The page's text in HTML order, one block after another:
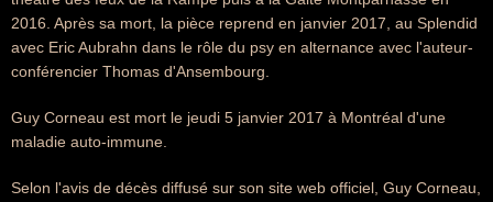
2016. Après sa mort, la pièce reprend en janvier 2017, au Splendid
avec Eric Aubrahn dans le rôle du psy en alternance avec l'auteur-
conférencier Thomas d'Ansembourg.
Guy Corneau est mort le jeudi 5 janvier 2017 à Montréal d'une
maladie auto-immune.
Selon l'avis de décès diffusé sur son site web officiel, Guy Corneau,